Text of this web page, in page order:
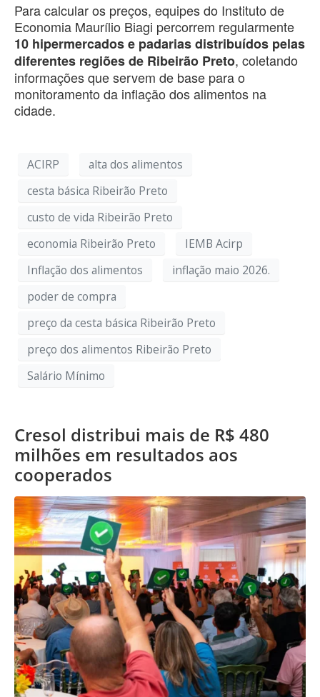
Para calcular os preços, equipes do Instituto de
Economia Maurílio Biagi percorrem regularmente
10 hipermercados e padarias distribuídos pelas
diferentes regiões de Ribeirão Preto, coletando
informações que servem de base para o
monitoramento da inflação dos alimentos na
cidade.
ACIRP
alta dos alimentos
cesta básica Ribeirão Preto
custo de vida Ribeirão Preto
economia Ribeirão Preto
IEMB Acirp
Inflação dos alimentos
inflação maio 2026.
poder de compra
preço da cesta básica Ribeirão Preto
preço dos alimentos Ribeirão Preto
Salário Mínimo
Cresol distribui mais de R$ 480
milhões em resultados aos
cooperados